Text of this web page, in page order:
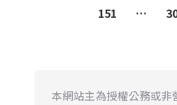
151
…
本網站主為授權公務或非